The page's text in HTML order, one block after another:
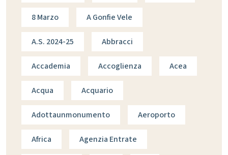
8 Marzo A Gonfie Vele
A.s. 2024-25 Abbracci
Accademia Accoglienza Acea
Acqua Acquario
Adottaunmonumento Aeroporto
Africa Agenzia Entrate